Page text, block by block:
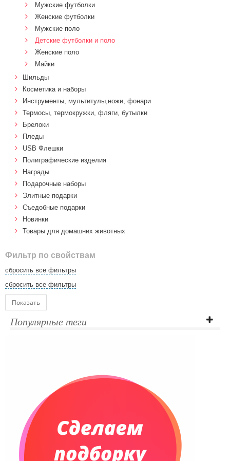
Мужские футболки
Женские футболки
Мужские поло
Детские футболки и поло
Женские поло
Майки
Шильды
Косметика и наборы
Инструменты, мультитулы,ножи, фонари
Термосы, термокружки, фляги, бутылки
Брелоки
Пледы
USB Флешки
Полиграфические изделия
Награды
Подарочные наборы
Элитные подарки
Cъедобные подарки
Новинки
Товары для домашних животных
Фильтр по свойствам
сбросить все фильтры
сбросить все фильтры
Показать
Популярные теги